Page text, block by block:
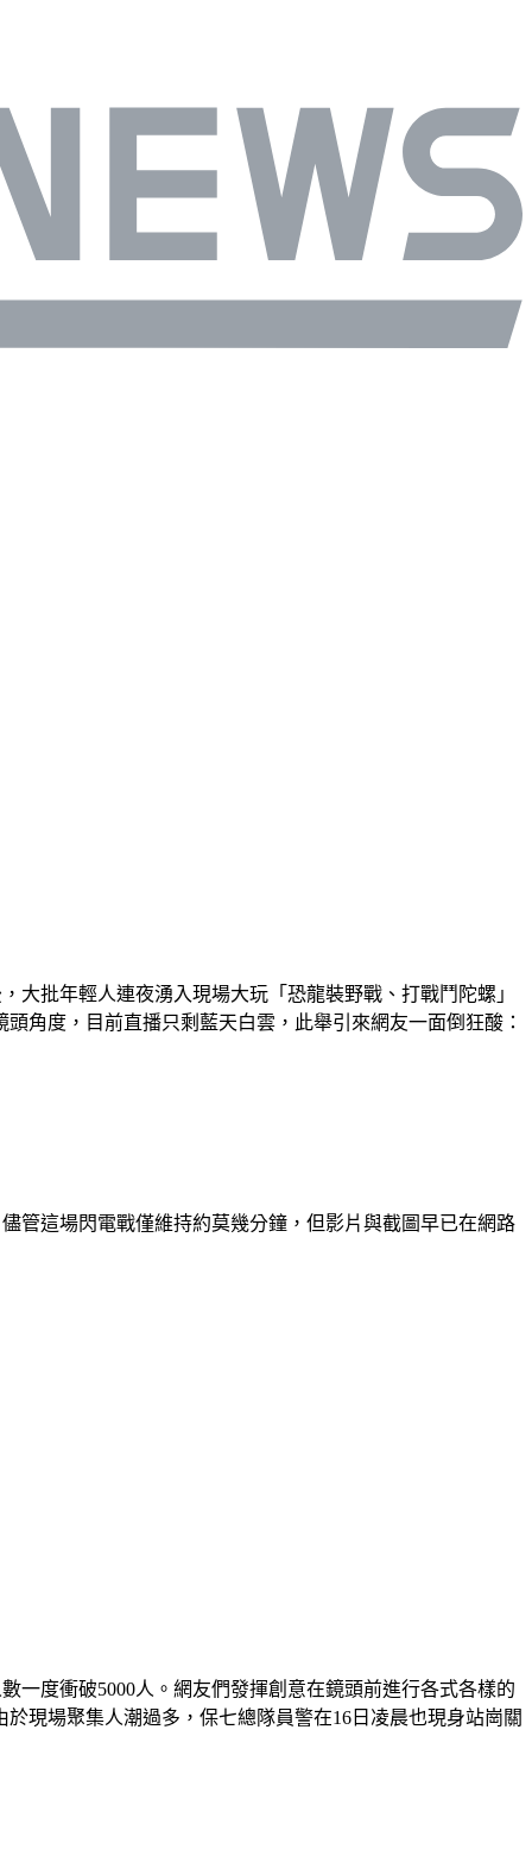
大批年輕人連夜湧入現場大玩「恐龍裝野戰、打戰鬥陀螺」
角度，目前直播只剩藍天白雲，此舉引來網友一面倒狂酸：
管這場閃電戰僅維持約莫幾分鐘，但影片與截圖早已在網路
一度衝破5000人。網友們發揮創意在鏡頭前進行各式各樣的
現場聚集人潮過多，保七總隊員警在16日凌晨也現身站崗關